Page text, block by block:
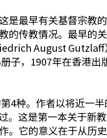
是最早有关基督宗教
的传教情况。最早的
August Gutzlaff
子，1907年在香港出
4种。作者以将近一
。这是第一本关于新
。它的意义在于从历